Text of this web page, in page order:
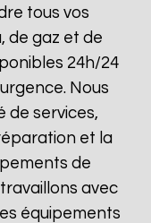
tous vos
de gaz et de
24h/24
Nous
de services,
et la
de
avec
équipements